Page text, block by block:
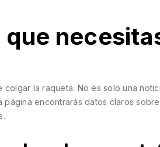
que
la raqueta. No es solo una
encontrarás datos claros